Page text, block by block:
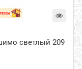
светлый 209